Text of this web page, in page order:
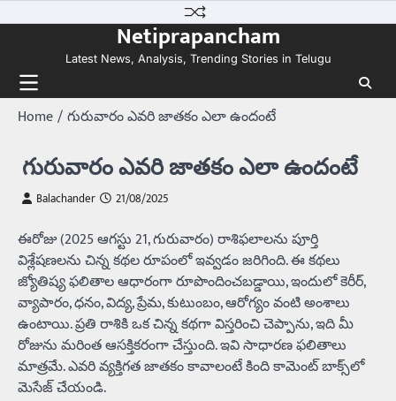
to
Netiprapancham
Latest News, Analysis, Trending Stories in Telugu
Home గురువారం ఎవరి జాతకం ఎలా ఉందంటే
గురువారం ఎవరి జాతకం ఎలా ఉందంటే
Balachander 21/08/2025
ఈరోజు (2025 ఆగస్టు 21, గురువారం) రాశిఫలాలను పూర్తి
విశ్లేషణలను చిన్న కథల రూపంలో ఇవ్వడం జరిగింది. ఈ కథలు
జ్యోతిష్య ఫలితాల ఆధారంగా రూపొందించబడ్డాయి, ఇందులో కెరీర్,
వ్యాపారం, ధనం, విద్య, ప్రేమ, కుటుంబం, ఆరోగ్యం వంటి అంశాలు
ఉంటాయి. ప్రతి రాశికి ఒక చిన్న కథగా విస్తరించి చెప్పాను, ఇది మీ
రోజును మరింత ఆసక్తికరంగా చేస్తుంది. ఇవి సాధారణ ఫలితాలు
మాత్రమే. ఎవరి వ్యక్తిగత జాతకం కావాలంటే కింది కామెంట్‌ బాక్స్‌లో
మెసేజ్‌ చేయండి.